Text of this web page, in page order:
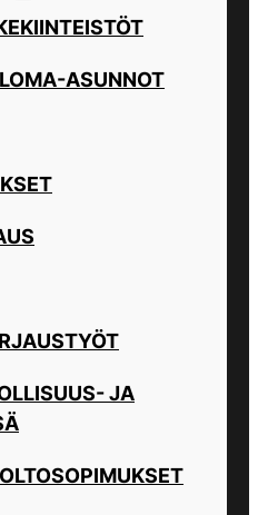
ASUNNOT
JA